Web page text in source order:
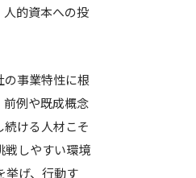
人的資本への投
の事業特性に根
例や既成概念
ける人材こそ
戦しやすい環境
挙げ、行動す